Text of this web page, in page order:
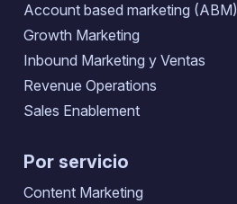
Account based marketing (ABM)
Growth Marketing
Inbound Marketing y Ventas
Revenue Operations
Sales Enablement
Por servicio
Content Marketing